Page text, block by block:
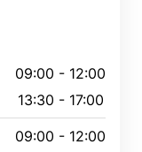
09:00 - 12:00
13:30 - 17:00
09:00 - 12:00